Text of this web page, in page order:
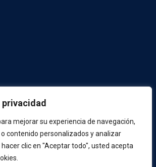
mejorar su experiencia de navegación,
contenido personalizados y analizar
clic en "Aceptar todo", usted acepta